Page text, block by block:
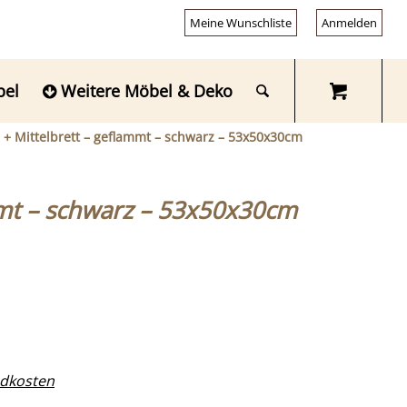
Meine Wunschliste Anmelden
Weitere Möbel & Deko
Mittelbrett – geflammt – schwarz – 53x50x30cm
– schwarz – 53x50x30cm